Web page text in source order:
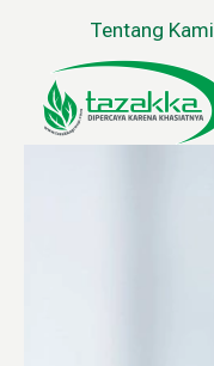
konten
Tentang Kami